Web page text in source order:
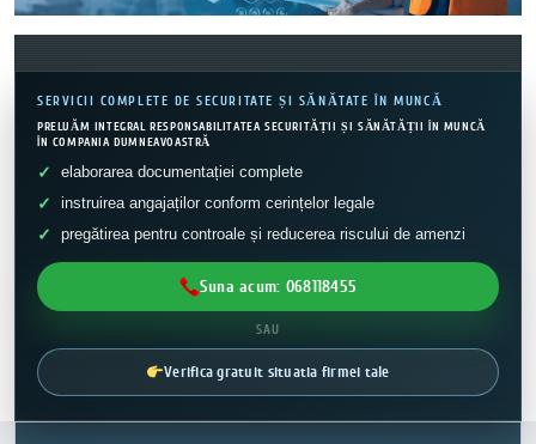
SERVICII COMPLETE DE SECURITATE ȘI SĂNĂTATE ÎN MUNCĂ
PRELUĂM INTEGRAL RESPONSABILITATEA SECURITĂȚII ȘI SĂNĂTĂȚII ÎN MUNCĂ
ÎN COMPANIA DUMNEAVOASTRĂ
elaborarea documentației complete
instruirea angajaților conform cerințelor legale
pregătirea pentru controale și reducerea riscului de amenzi
Suna acum: 068118455
SAU
Verifica gratuit situatia firmei tale